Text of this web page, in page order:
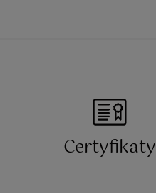
Certyfikaty